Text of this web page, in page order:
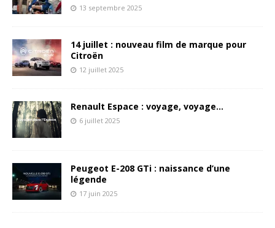
13 septembre 2025
14 juillet : nouveau film de marque pour
Citroën
12 juillet 2025
Renault Espace : voyage, voyage…
6 juillet 2025
Peugeot E-208 GTi : naissance d’une
légende
17 juin 2025